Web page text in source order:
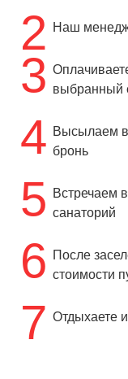
2 Наш
3 выбранный
4 Высылаем
бронь
5
Встречаем
санаторий
6
После
стоимости
7 Отдыхаете